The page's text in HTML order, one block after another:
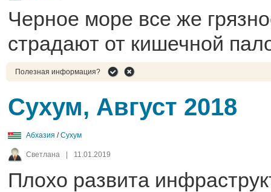
Черное море все же
страдают от кишечной
Полезная информация?
Сухум, Август 2018
Абхазия /Сухум
Светлана 11.01.2019
Плохо развита